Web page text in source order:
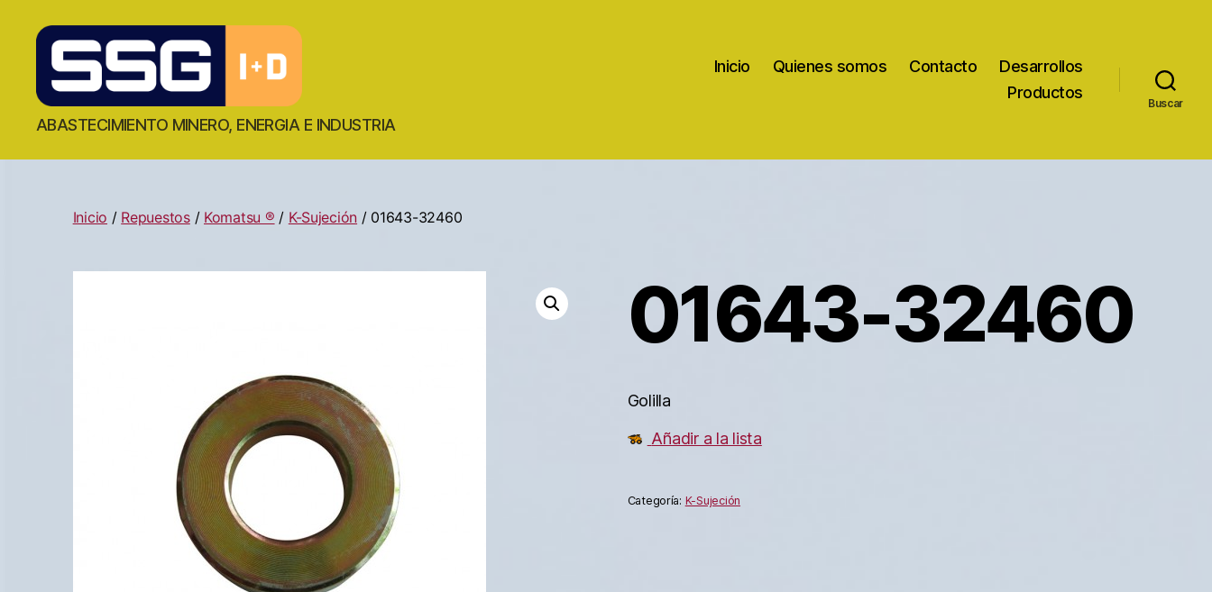
ABASTECIMIENTO MINERO, ENERGIA E INDUSTRIA
Inicio Quienes somos Contacto
Desarrollos
Productos
Buscar
Inicio / Repuestos/ Komatsu ® / K-Sujeción / 01643-32460
01643-32460
Golilla
Añadir a la lista
Categoría: K-Sujeción